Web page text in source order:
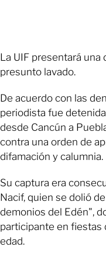
La UIF presentará
presunto lavado.
De acuerdo con las
periodista fue
desde Cancún a
contra una orden de
difamación y calumnia.
Su captura era
Nacif, quien se dolió
demonios del Edén",
participante en fiestas
edad.